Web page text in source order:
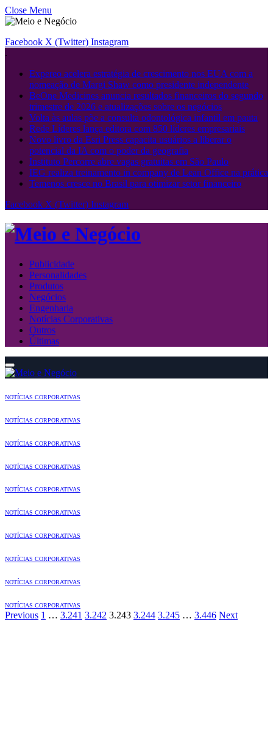
Close Menu
Facebook X (Twitter) Instagram
.
Expereo acelera estratégia de crescimento nos EUA com a
nomeação de Margi Shaw como presidente independente
BeOne Medicines anuncia resultados financeiros do segundo
trimestre de 2026 e atualizações sobre os negócios
Volta às aulas põe a consulta odontológica infantil em pauta
Rede Líderes lança editora com 850 líderes empresariais
Novo livro da Esri Press capacita usuários a liberar o
potencial da IA ​​com o poder da geografia
Instituto Percorre abre vagas gratuitas em São Paulo
IEG realiza treinamento in company de Lean Office na prática
Temenos cresce no Brasil para otimizar setor financeiro
Facebook X (Twitter) Instagram
Publicidade
Personalidades
Produtos
Negócios
Engenharia
Notícias Corporativas
Outros
Últimas
NOTÍCIAS CORPORATIVAS
NOTÍCIAS CORPORATIVAS
NOTÍCIAS CORPORATIVAS
NOTÍCIAS CORPORATIVAS
NOTÍCIAS CORPORATIVAS
NOTÍCIAS CORPORATIVAS
NOTÍCIAS CORPORATIVAS
NOTÍCIAS CORPORATIVAS
NOTÍCIAS CORPORATIVAS
NOTÍCIAS CORPORATIVAS
Previous 1 … 3.241 3.242 3.243 3.244 3.245 … 3.446 Next